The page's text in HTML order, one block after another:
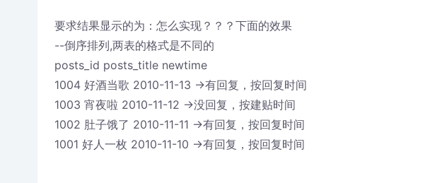
要求结果显示的为：怎么实现？？？下面的效果
--倒序排列,两表的格式是不同的
posts_id posts_title newtime
1004 好酒当歌 2010-11-13 ->有回复，按回复时间
1003 宵夜啦 2010-11-12 ->没回复，按建贴时间
1002 肚子饿了 2010-11-11 ->有回复，按回复时间
1001 好人一枚 2010-11-10 ->有回复，按回复时间